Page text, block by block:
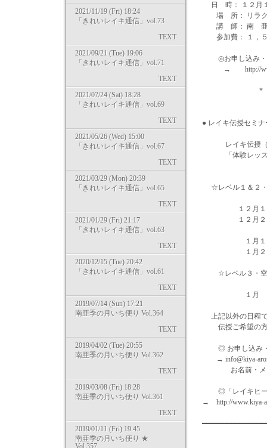
2021/11/19 (Fri) 18:24
「きれいレイキ通信」vol.73
TEXT
2021/09/21 (Tue) 19:06
「きれいレイキ通信」vol.71
TEXT
2021/07/24 (Sat) 18:28
「きれいレイキ通信」vol.69
TEXT
2021/05/26 (Wed) 15:00
「きれいレイキ通信」vol.67
TEXT
2021/03/29 (Mon) 20:39
「きれいレイキ通信」vol.65
TEXT
2021/01/29 (Fri) 21:17
「きれいレイキ通信」vol.63
TEXT
2020/12/15 (Tue) 20:42
「きれいレイキ通信」vol.61
TEXT
2019/07/14 (Sun) 17:21
南亜季の月いち便り Vol.364
TEXT
2019/04/02 (Tue) 20:55
南亜季の月いち便り Vol.362
TEXT
2019/03/08 (Fri) 18:28
南亜季の月いち便り Vol.361
TEXT
2019/01/11 (Fri) 19:45
南亜季の月いち便り ★
Vol.357
日 時： １２月１
場 所： リラク
講 師： 南 亜
参加費： １，５
◎お申し込み・
→ http://
*
● レイキ伝授セミ
レイキ伝授（ア
「体験レッスン
☆レベル１＆２
１２月１７日
１２月２４日
１月１４日
１月２２日
☆レベル３・空
１月 ４日
上記以外の日程
伝授ご希望の方
◎ お申し込み・
→ info@kiya-
お名前・メール
◎「レイキヒーリ
→ http://www.kiya-